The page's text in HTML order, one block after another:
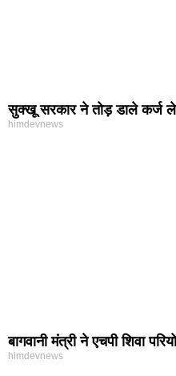
सुक्खू सरकार ने तोड़ डाले कर्ज
himdevnews
बागवानी मंत्री ने एचपी शिवा
himdevnews